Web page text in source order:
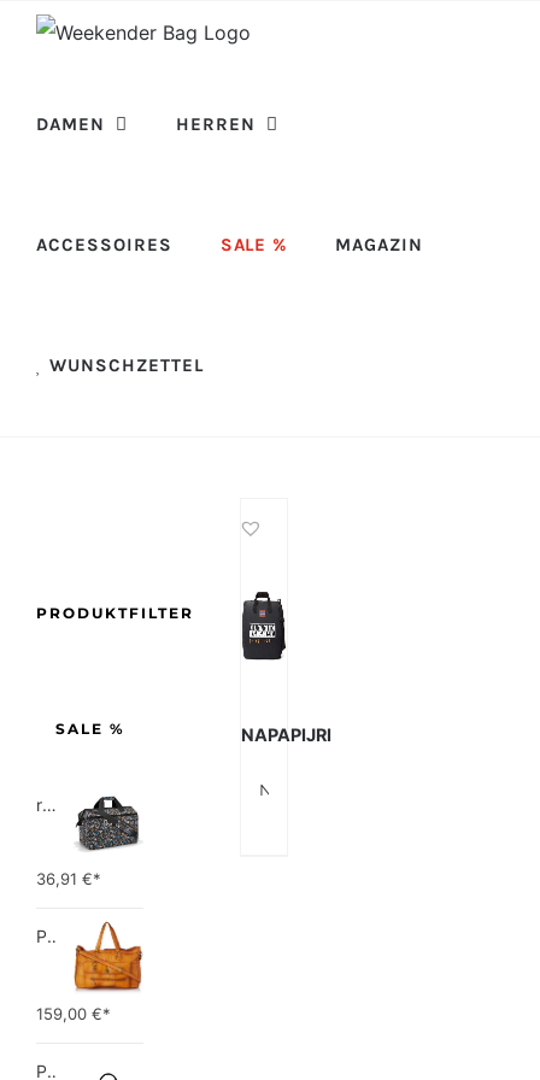
Skip
DAMEN HERREN
ACCESSOIRES SALE % MAGAZIN
WUNSCHZETTEL
NAPAPIJRI
PRODUKTFILTER
SALE %
reisenthel allrounder L pocket  Vielseitige Doktortasche für Reise, Arbeit und Freizeit  Mit praktischer Trolley…
36,91 €*
PIECES TOTALLY ROYAL LEATHER TRAVEL BAG 17055349 Damen Umhängetaschen ,1 Groesse (51 x 33 x 14,5 cm)
159,00 €*
Picard Unisex-Erwachsene Buddy Gepäck- Handgepäck